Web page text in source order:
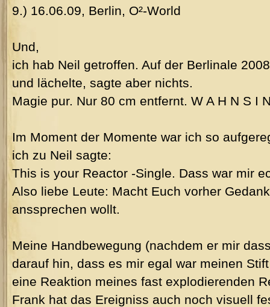
9.) 16.06.09, Berlin, O²-World
Und,
ich hab Neil getroffen. Auf der Berlinale
und lächelte, sagte aber nichts.
Magie pur. Nur 80 cm entfernt. W A H N S I
Im Moment der Momente war ich so
ich zu Neil sagte:
This is your Reactor -Single. Dass war mir
Also liebe Leute: Macht Euch vorher
anssprechen wollt.
Meine Handbewegung (nachdem er mir
darauf hin, dass es mir egal war meinen
eine Reaktion meines fast explodierenden
Frank hat das Ereigniss auch noch visuell